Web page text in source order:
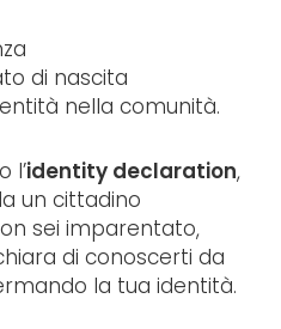
di nascita
nella comunità.
l’identity declaration,
un cittadino
sei imparentato,
di conoscerti da
la tua identità.